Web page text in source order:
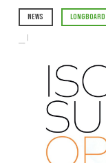
NEWS LONGBOARD